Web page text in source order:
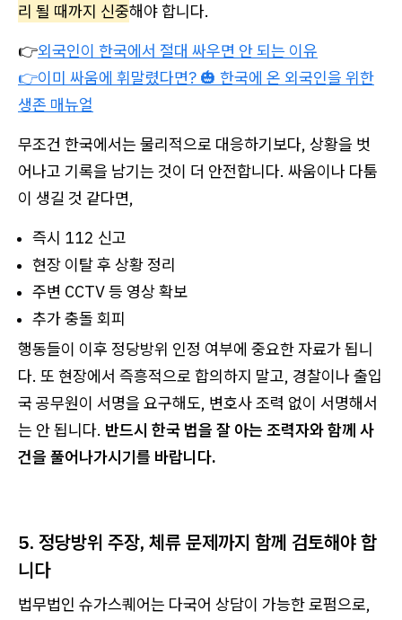
리 될 때까지 신중해야 합니다.
👉외국인이 한국에서 절대 싸우면 안 되는 이유
👉이미 싸움에 휘말렸다면? 🎃 한국에 온 외국인을 위한
생존 매뉴얼
무조건 한국에서는 물리적으로 대응하기보다, 상황을 벗
어나고 기록을 남기는 것이 더 안전합니다. 싸움이나 다툼
이 생길 것 같다면,
즉시 112 신고
현장 이탈 후 상황 정리
주변 CCTV 등 영상 확보
추가 충돌 회피
행동들이 이후 정당방위 인정 여부에 중요한 자료가 됩니
다. 또 현장에서 즉흥적으로 합의하지 말고, 경찰이나 출입
국 공무원이 서명을 요구해도, 변호사 조력 없이 서명해서
는 안 됩니다. 반드시 한국 법을 잘 아는 조력자와 함께 사
건을 풀어나가시기를 바랍니다.
5. 정당방위 주장, 체류 문제까지 함께 검토해야 합
니다
법무법인 슈가스퀘어는 다국어 상담이 가능한 로펌으로,